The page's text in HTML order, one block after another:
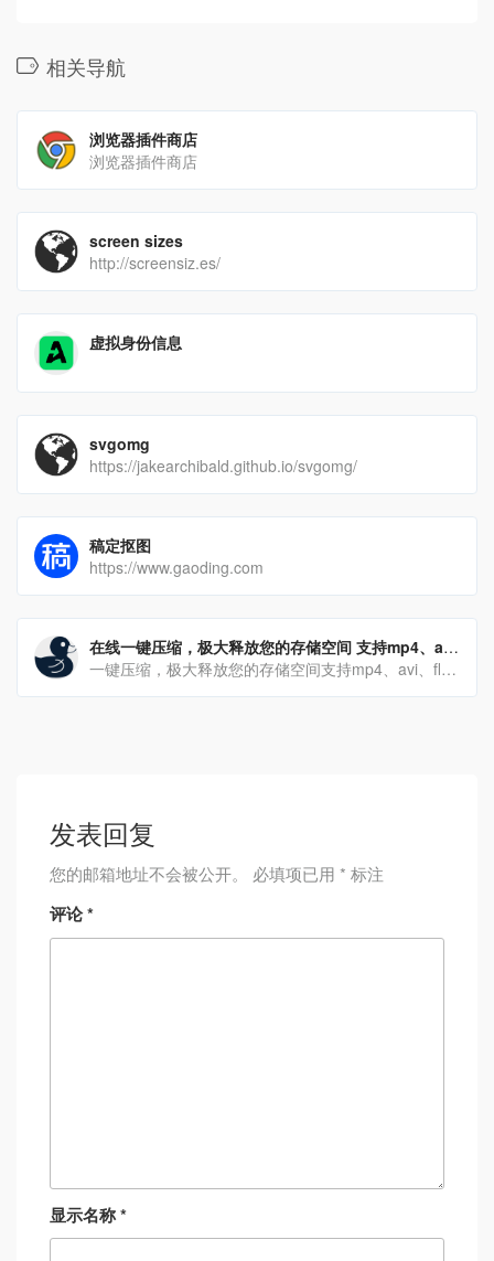
相关导航
浏览器插件商店
浏览器插件商店
screen sizes
http://screensiz.es/
虚拟身份信息
svgomg
https://jakearchibald.github.io/svgomg/
稿定抠图
https://www.gaoding.com
在线一键压缩，极大释放您的存储空间 支持mp4、avi、flv、mov等多种格式视频
一键压缩，极大释放您的存储空间支持mp4、avi、flv、mov等多种格式视频
发表回复
您的邮箱地址不会被公开。 必填项已用 * 标注
评论*
显示名称*